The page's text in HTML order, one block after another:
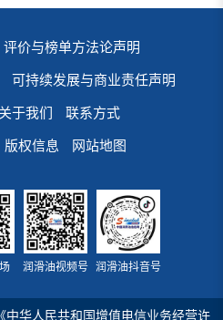
评价与榜单方法论声明
可持续发展与商业责任声明
关于我们 联系方式
版权信息 网站地图
润滑油视频号 润滑油抖音号
《中华人民共和国增值电信业务经营许